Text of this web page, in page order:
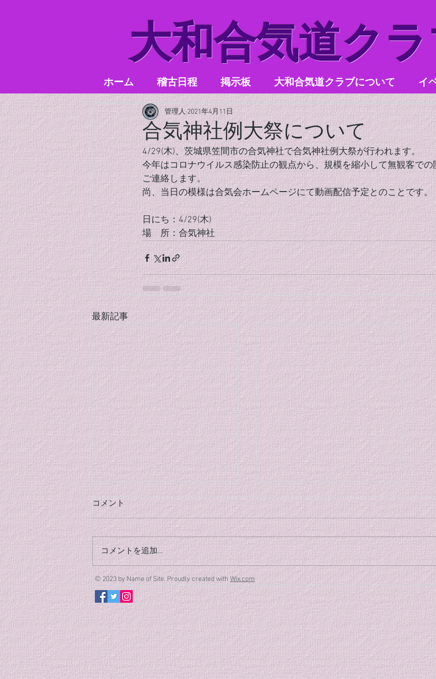
大和合気道ク
ホーム 稽古日程 掲示板 大和合気道クラブについて イ
合気神社例大祭について
管理人2021年4月11日
4/29(木)、茨城県笠間市の合気神社で合気神社例大祭が行われます。
今年はコロナウイルス感染防止の観点から、規模を縮小して無観客で
ご連絡します。
尚、当日の模様は合気会ホームページにて動画配信予定とのことです。
日にち：4/29(木)
場　所：合気神社
最新記事
８月のクラブ稽古のご案内
(8/26追加)
８月のクラブ稽古の日程が決まり
ましたのでご案内します。 クラ
ブ稽古 [3日間] 8/4(火)、
8/18(火)、8/26(水) 時間は全日19
時〜20時半となります。 皆様の
体調第一に、夏の稽古に励みまし
ょう！ また、この夏から合気道
をはじめてみたい新規・体験の方
も随時募集しています。 今月も
それぞれのペースで、充実した汗
を流していきましょう！ 皆様の
参加お待ちしております！
７月の特別稽古のご案内
８月７日から始まる大和市主催の
合気道教室迄の間に特別稽古を行
います。 特別稽古 [2日間] 7/17
(金)、7/31 (金) 稽古時間: 19時～
20時半 稽古参加費: 会員1,500
円、非会員2,000円 普段とは少し
違う雰囲気の中で、一緒に合気道
の稽古をしませんか？ 皆様のご
参加お待ちしております。
コメント
コメントを追加…
© 2023 by Name of Site. Proudly created with Wix.com